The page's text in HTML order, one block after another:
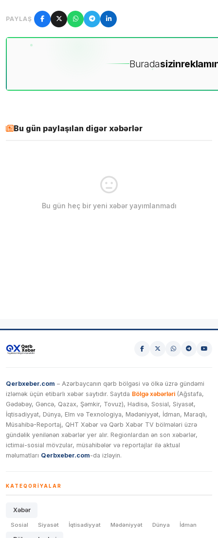
PAYLAŞ
Buradasizin
Bu gün paylaşılan digər xəbərlər
Bu gün heç bir yeni xəbər yayımlanmadı
Qerbxeber.com – Azərbaycanın qərb bölgəsi və ölkə üzrə gündəmi
izləmək üçün etibarlı xəbər saytıdır. Saytda Bölgə xəbərləri (Ağstafa,
Gədəbəy, Gəncə, Qazax, Şəmkir, Tovuz), Hadisə, Sosial, Siyasət,
İqtisadiyyat, Dünya, Elm və Texnologiya, Mədəniyyət, İdman, Maraqlı,
Müsahibə-Reportaj, QHT Xəbər və Qərb Xəbər TV bölmələri üzrə
gündəlik yenilənən xəbərlər yer alır. Regionlardan ən son xəbərlər,
ictimai-sosial mövzular, müsahibələr və reportajlar ilə aktual
məlumatları Qerbxeber.com-da izləyin.
KATEQORIYALAR
Xəbər
Sosial Siyasət İqtisadiyyat Mədəniyyət Dünya İdman